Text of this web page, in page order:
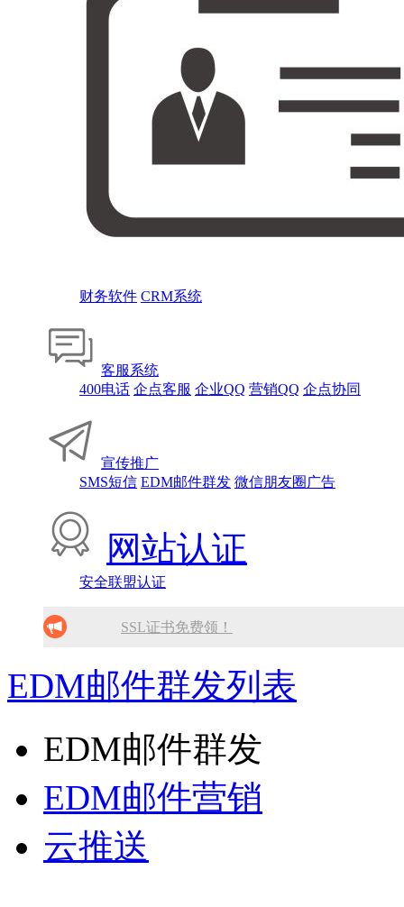
财务软件 CRM系统
客服系统
400电话 企点客服 企业QQ 营销QQ 企点协同
宣传推广
SMS短信 EDM邮件群发 微信朋友圈广告
网站认证
安全联盟认证
SSL证书免费领！
腾讯企业邮箱 买多少送多少！
免备案虚拟主机，只需199元!
10分钟做网站 只需1380元！
找人做网站/服务器维护！
EDM邮件群发列表
EDM邮件群发
EDM邮件营销
云推送